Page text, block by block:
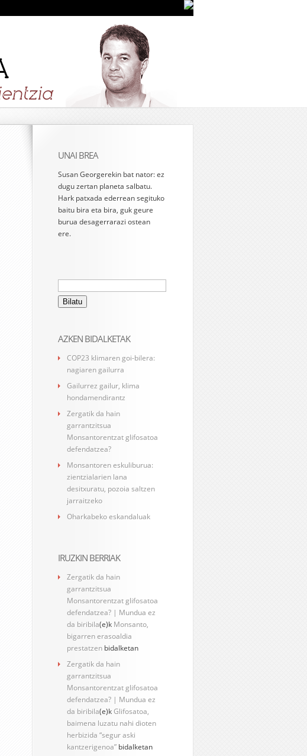
UNAI BREA
Susan Georgerekin bat nator: ez
dugu zertan planeta salbatu.
Hark patxada ederrean segituko
baitu bira eta bira, guk geure
burua desagerrarazi ostean
ere.
Bilatu:
AZKEN BIDALKETAK
COP23 klimaren goi-bilera:
nagiaren gailurra
Gailurrez gailur, klima
hondamendirantz
Zergatik da hain
garrantzitsua
Monsantorentzat glifosatoa
defendatzea?
Monsantoren eskuliburua:
zientzialarien lana
desitxuratu, pozoia saltzen
jarraitzeko
Oharkabeko eskandaluak
IRUZKIN BERRIAK
Zergatik da hain
garrantzitsua
Monsantorentzat glifosatoa
defendatzea? | Mundua ez
da biribila(e)k Monsanto,
bigarren erasoaldia
prestatzen bidalketan
Zergatik da hain
garrantzitsua
Monsantorentzat glifosatoa
defendatzea? | Mundua ez
da biribila(e)kGlifosatoa,
baimena luzatu nahi dioten
herbizida “segur aski
kantzerigenoa” bidalketan